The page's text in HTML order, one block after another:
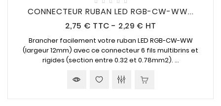
CONNECTEUR RUBAN LED RGB-CW-WW...
2,75 € Prix
TTC - 2,29 € HT
Brancher facilement votre ruban LED RGB-CW-WW
(largeur 12mm) avec ce connecteur 6 fils multibrins et
rigides (section entre 0.32 et 0.78mm2). ...